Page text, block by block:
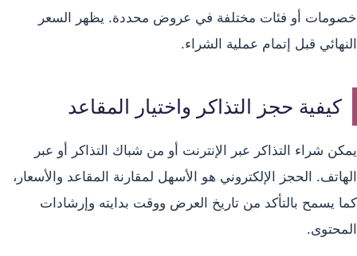
خصومات أو فئات مختلفة في عروض محددة. يظهر السعر
النهائي قبل إتمام عملية الشراء.
كيفية حجز التذاكر واختيار المقاعد
يمكن شراء التذاكر عبر الإنترنت أو من شباك التذاكر أو عبر
الهاتف. الحجز الإلكتروني هو الأسهل لمقارنة المقاعد والأسعار،
كما يسمح بالتأكد من تاريخ العرض ووقت بدايته وإرشادات
المحتوى.